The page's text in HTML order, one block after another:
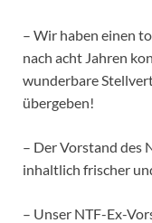
– Wir haben einen
nach acht Jahren
wunderbare
übergeben!
– Der Vorstand des
inhaltlich frischer
– Unser NTF-Ex-